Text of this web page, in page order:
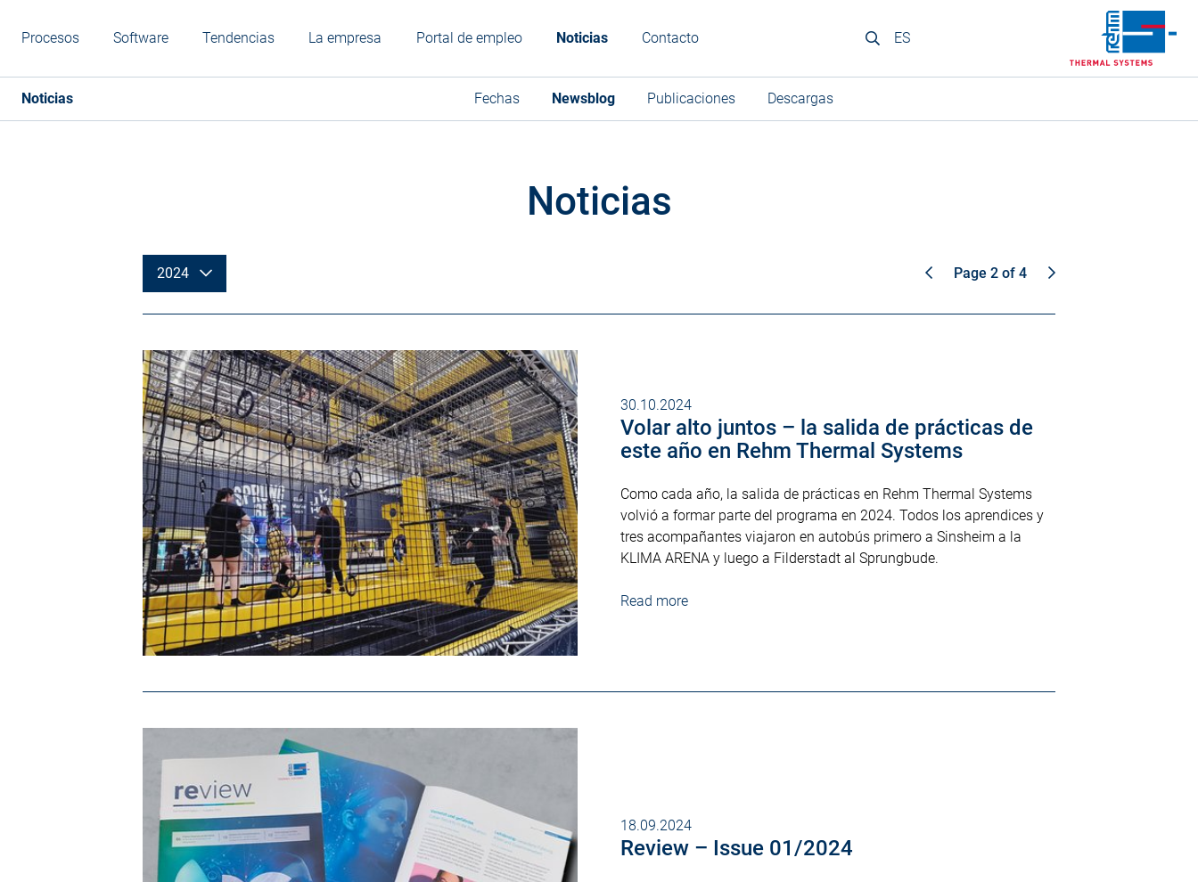
Procesos Software Tendencias La empresa Portal de empleo Noticias Contacto ES
Noticias Fechas Newsblog Publicaciones Descargas
Noticias
2024 Page 2 of 4
30.10.2024
Volar alto juntos – la salida de prácticas de
este año en Rehm Thermal Systems
Como cada año, la salida de prácticas en Rehm Thermal Systems
volvió a formar parte del programa en 2024. Todos los aprendices y
tres acompañantes viajaron en autobús primero a Sinsheim a la
KLIMA ARENA y luego a Filderstadt al Sprungbude.
Read more
18.09.2024
Review – Issue 01/2024